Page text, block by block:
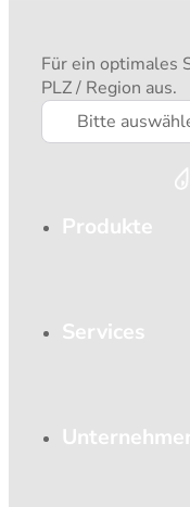
Für ein optimales
PLZ / Region aus.
Bitte
Produkte
Services